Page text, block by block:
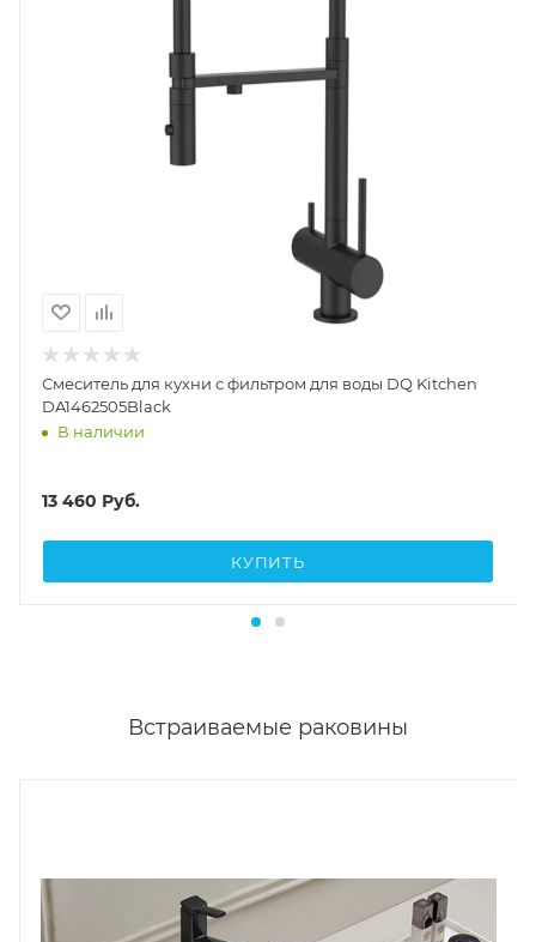
Смеситель для кухни с фильтром для воды DQ Kitchen
DA1462505Black
В наличии
13 460 Руб.
КУПИТЬ
Встраиваемые раковины